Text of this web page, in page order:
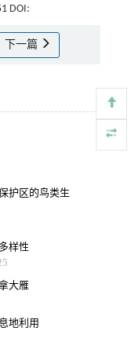
DOI:
下一篇